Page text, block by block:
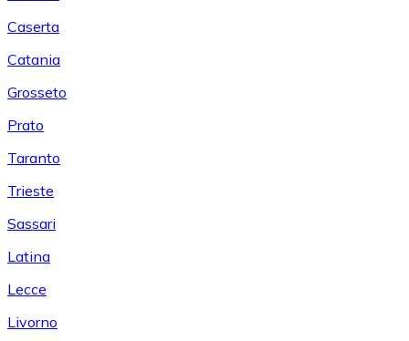
Caserta
Catania
Grosseto
Prato
Taranto
Trieste
Sassari
Latina
Lecce
Livorno